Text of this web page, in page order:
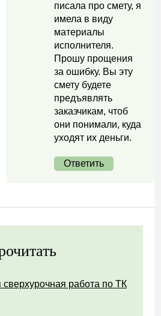
писала про смету, я
имела в виду
материалы
исполнителя.
Прошу прощения
за ошибку. Вы эту
смету будете
предъявлять
заказчикам, чтоб
они понимали, куда
уходят их деньги.
Ответить
сверхурочная работа по ТК